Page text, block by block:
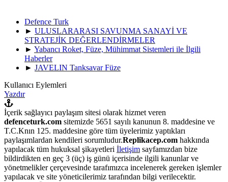
Defence Turk
► ULUSLARARASI SAVUNMA SANAYİ VE
STRATEJİK DEĞERLENDİRMELER
► Yabancı Roket, Füze, Mühimmat Sistemleri ile İlgili
Haberler
► JAVELIN Tanksavar Füze
Kullanıcı Eylemleri
Yazdır
İçerik sağlayıcı paylaşım sitesi olarak hizmet veren
defenceturk.com sitemizde 5651 sayılı kanunun 8. maddesine ve
T.C.Knın 125. maddesine göre tüm üyelerimiz yaptıkları
paylaşımlardan kendileri sorumludur.Replikacep.com hakkında
yapılacak tüm hukuksal şikayetleri İletişim sayfamızdan bize
bildirdikten en geç 3 (üç) iş günü içerisinde ilgili kanunlar ve
yönetmelikler çerçevesinde tarafımızca incelenerek gereken işlemler
yapılacak ve site yöneticilerimiz tarafından bilgi verilecektir.